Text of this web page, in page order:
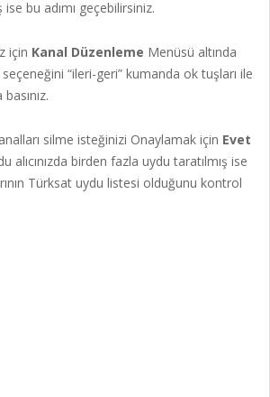
bu adımı geçebilirsiniz.
için Kanal Düzenleme Menüsü altında
seçeneğini “ileri-geri” kumanda ok tuşları ile
silme isteğinizi Onaylamak için Evet
alıcınızda birden fazla uydu taratılmış ise
Türksat uydu listesi olduğunu kontrol